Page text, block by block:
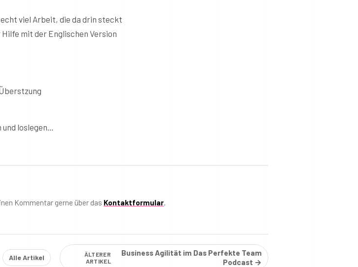
echt viel Arbeit, die da drin steckt
Hilfe mit der Englischen Version
loslegen…
Kommentar gerne über das Kontaktformular.
Alle Artikel
ÄLTERER
ARTIKEL
Business Agilität im Das Perfekte Team
Podcast →